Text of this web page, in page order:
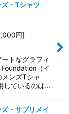
・Tシャツ
円]
トなグラフィ
（イ
ンズTシャ
しているのは…
・サブリメイ